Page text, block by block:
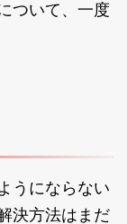
ついて、一度
うにならない
決方法はまだ